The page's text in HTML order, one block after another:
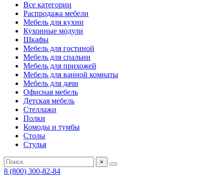
Все категории
Распродажа мебели
Мебель для кухни
Кухонные модули
Шкафы
Мебель для гостиной
Мебель для спальни
Мебель для прихожей
Мебель для ванной комнаты
Мебель для дачи
Офисная мебель
Детская мебель
Стеллажи
Полки
Комоды и тумбы
Столы
Стулья
×
8 (800) 300-82-84